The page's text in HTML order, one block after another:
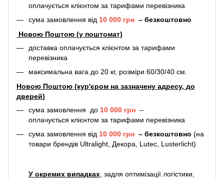
оплачується клієнтом за тарифами перевізника
сума замовлення від 10 000 грн – безкоштовно
Новою Поштою (у поштомат)
доставка оплачується клієнтом за тарифами
перевізника
максимальна вага до 20 кг, розміри 60/30/40 см.
Новою Поштою (кур'єром на зазначену адресу, до
дверей)
сума замовлення до 10 000 грн –
оплачується клієнтом за тарифами перевізника
сума замовлення від 10 000 грн – безкоштовно (на
товари брендів Ultralight, Декора, Lutec, Lusterlicht)
У окремих випадках , задля оптимізації логістики,